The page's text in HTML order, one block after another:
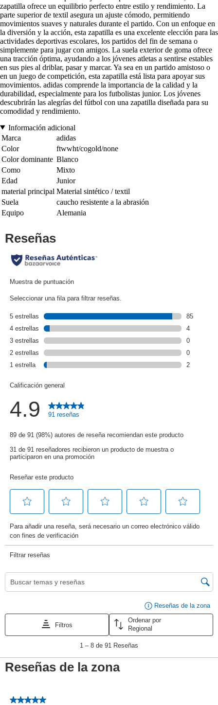
zapatilla ofrece un equilibrio perfecto entre estilo y rendimiento. La
parte superior de textil asegura un ajuste cómodo, permitiendo
movimientos suaves y naturales durante el partido. Con un enfoque en
la diversión y la acción, esta zapatilla es una excelente elección para las
actividades deportivas escolares, los partidos del fin de semana o
simplemente para jugar con amigos. La suela exterior de goma ofrece
una tracción óptima, ayudando a los jóvenes atletas a sentirse estables
en sus pies al driblar, pasar y marcar. Ya sea en un partido amistoso o
en un juego de competición, esta zapatilla está lista para apoyar sus
movimientos. adidas comprende la importancia de la calidad y la
durabilidad, especialmente para los futbolistas junior. Los jóvenes
descubrirán las alegrías del fútbol con una zapatilla diseñada para su
comodidad y rendimiento.
Información adicional
Marca
adidas
Color
ftwwht/cogold/none
Color dominante Blanco
Como
Mixto
Edad
Junior
material principal Material sintético / textil
Suela
caucho resistente a la abrasión
Equipo
Alemania